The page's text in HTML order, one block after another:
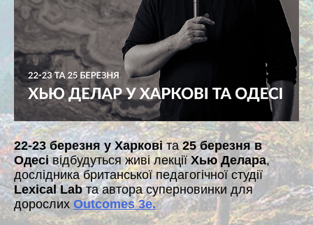
22-23 березня у Харковіта25 березня в
Одесівідбудуться живі лекціїХью Делара,
дослідника британської педагогічної студії
Lexical Labта автора суперновинки для
дорослих Outcomes 3e.